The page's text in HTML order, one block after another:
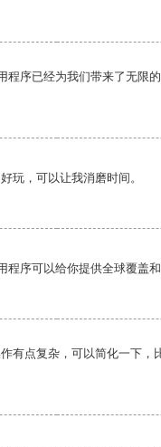
程序已经为我们带来了无限
玩，可以让我消磨时间。
程序可以给你提供全球覆盖和
有点复杂，可以简化一下，